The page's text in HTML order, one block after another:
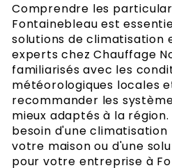
Comprendre les
Fontainebleau est
solutions de climatisation
experts chez Chauffage
familiarisés avec les
météorologiques locales
recommander les
mieux adaptés à la région.
besoin d'une
votre maison ou d'une
pour votre entreprise à